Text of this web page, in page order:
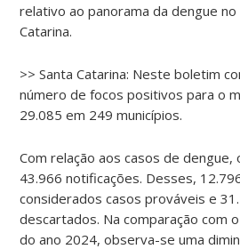
relativo ao panorama da dengue
Catarina.
>> Santa Catarina: Neste boletim
número de focos positivos para o
29.085 em 249 municípios.
Com relação aos casos de dengue,
43.966 notificações. Desses,
considerados casos prováveis e
descartados. Na comparação com
do ano 2024, observa-se uma